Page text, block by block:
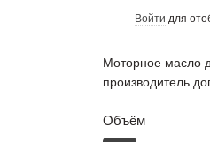
Войти для
Моторное масло
производитель
Объём